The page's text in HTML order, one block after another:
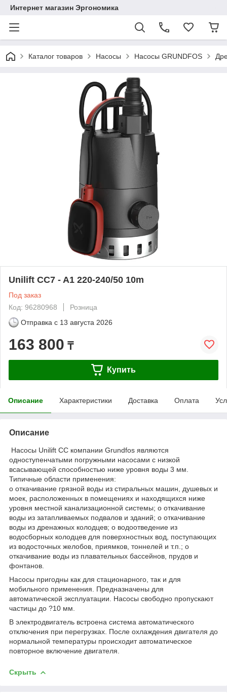
Интернет магазин Эргономика
Каталог товаров Насосы Насосы GRUNDFOS
Unilift CC7 - A1 220-240/50 10m
Под заказ
Код: 96280968
Розница
Отправка с 13 августа 2026
163 800 ₸
Купить
Описание Характеристики Доставка Оплата
Описание
Насосы Unilift CC компании Grundfos являются
одноступенчатыми погружными насосами с низкой
всасывающей способностью ниже уровня воды 3 мм.
Типичные области применения:
o откачивание грязной воды из стиральных машин, душевых и
моек, расположенных в помещениях и находящихся ниже
уровня местной канализационной системы; o откачивание
воды из затапливаемых подвалов и зданий; o откачивание
воды из дренажных колодцев; o водоотведение из
водосборных колодцев для поверхностных вод, поступающих
из водосточных желобов, приямков, тоннелей и т.п.; o
откачивание воды из плавательных бассейнов, прудов и
фонтанов.
Насосы пригодны как для стационарного, так и для
мобильного применения. Предназначены для
автоматической эксплуатации. Насосы свободно пропускают
частицы до ?10 мм.
В электродвигатель встроена система автоматического
отключения при перегрузках. После охлаждения двигателя до
нормальной температуры происходит автоматическое
повторное включение двигателя.
Скрыть